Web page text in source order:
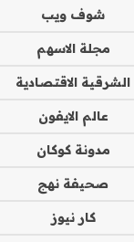
شوف ويب
مجلة الاسهم
الشرقية الاقتصادية
عالم الايفون
مدونة كوكان
صحيفة نهج
كار نيوز